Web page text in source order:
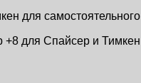
для
+8 для Спайсер и